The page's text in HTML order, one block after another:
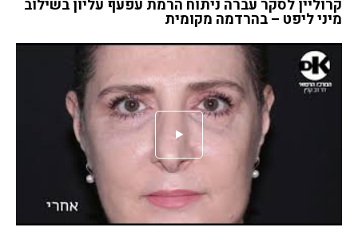
קרוליין לסקר עברה ניתוח הרמת עפעף עליון בשילוב
מיני ליפט – בהרדמה מקומית